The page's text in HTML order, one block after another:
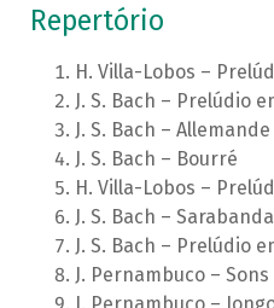
Repertório
H. Villa-Lobos –
J. S. Bach – Prelúdio
J. S. Bach – Allemande
J. S. Bach – Bourré
H. Villa-Lobos –
J. S. Bach – Sarabanda
J. S. Bach – Prelúdio
J. Pernambuco –